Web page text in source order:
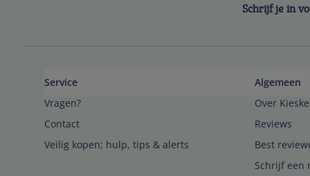
Schrijf je in
Service
Vragen?
Contact
Veilig kopen; hulp, tips & alerts
Algemeen
Over
Reviews
Best
Schrijf een